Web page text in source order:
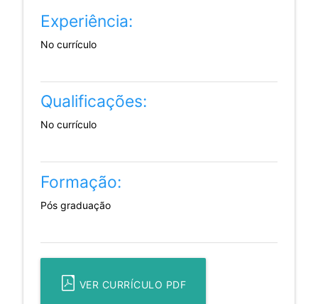
Experiência:
No currículo
Qualificações:
No currículo
Formação:
Pós graduação
VER CURRÍCULO PDF